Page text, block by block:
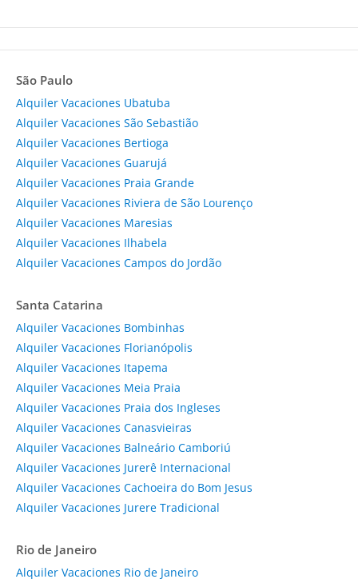
São Paulo
Alquiler Vacaciones Ubatuba
Alquiler Vacaciones São Sebastião
Alquiler Vacaciones Bertioga
Alquiler Vacaciones Guarujá
Alquiler Vacaciones Praia Grande
Alquiler Vacaciones Riviera de São Lourenço
Alquiler Vacaciones Maresias
Alquiler Vacaciones Ilhabela
Alquiler Vacaciones Campos do Jordão
Santa Catarina
Alquiler Vacaciones Bombinhas
Alquiler Vacaciones Florianópolis
Alquiler Vacaciones Itapema
Alquiler Vacaciones Meia Praia
Alquiler Vacaciones Praia dos Ingleses
Alquiler Vacaciones Canasvieiras
Alquiler Vacaciones Balneário Camboriú
Alquiler Vacaciones Jurerê Internacional
Alquiler Vacaciones Cachoeira do Bom Jesus
Alquiler Vacaciones Jurere Tradicional
Rio de Janeiro
Alquiler Vacaciones Rio de Janeiro